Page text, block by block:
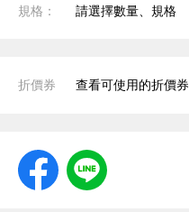
規格： 請選擇數量、規格
折價券 查看可使用的折價券